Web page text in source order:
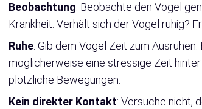
Beobachtung: Beobachte den Vogel
Krankheit. Verhält sich der Vogel ruhig?
Ruhe: Gib dem Vogel Zeit zum
möglicherweise eine stressige Zeit
plötzliche Bewegungen.
Kein direkter Kontakt: Versuche nicht,